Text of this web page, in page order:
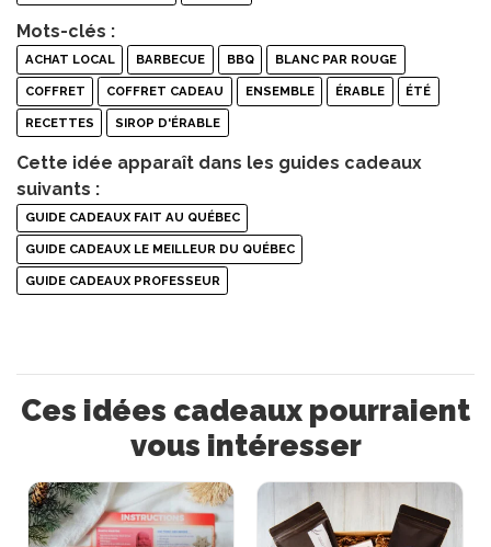
Mots-clés :
ACHAT LOCAL BARBECUE BBQ BLANC PAR ROUGE
COFFRET COFFRET CADEAU ENSEMBLE ÉRABLE ÉTÉ
RECETTES SIROP D'ÉRABLE
Cette idée apparaît dans les guides cadeaux
suivants :
GUIDE CADEAUX FAIT AU QUÉBEC
GUIDE CADEAUX LE MEILLEUR DU QUÉBEC
GUIDE CADEAUX PROFESSEUR
Ces idées cadeaux pourraient
vous intéresser